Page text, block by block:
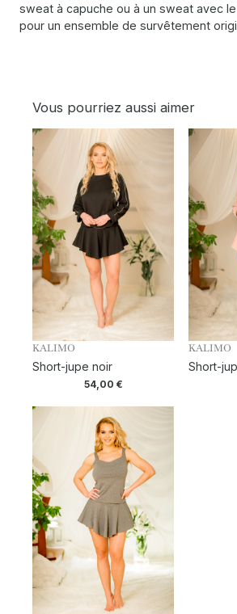
sweat à capuche ou à un sweat avec
pour un ensemble de survêtement
Vous pourriez aussi aimer
KALIMO
Short-jupe noir
54,00 €
KALIMO
Short-